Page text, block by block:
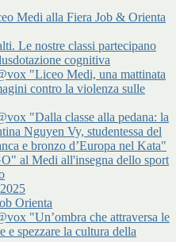
Medi alla Fiera Job & Orienta
Le nostre classi partecipano
cognitiva
"Liceo Medi, una mattinata
contro la violenza sulle
"Dalla classe alla pedana: la
Nguyen Vy, studentessa del
e bronzo d’Europa nel Kata"
al Medi all'insegna dello sport
Orienta
"Un’ombra che attraversa le
e spezzare la cultura della